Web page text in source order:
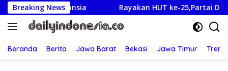
Langsung
ke
konten
Breaking NewsRayakan HUT ke-25,Partai Demokrat
Beranda Berita Jawa Barat Bekasi Jawa Timur